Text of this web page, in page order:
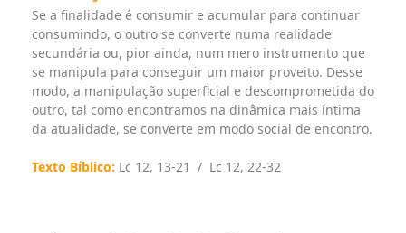
Se a finalidade é consumir e acumular para continuar
consumindo, o outro se converte numa realidade
secundária ou, pior ainda, num mero instrumento que
se manipula para conseguir um maior proveito. Desse
modo, a manipulação superficial e descomprometida do
outro, tal como encontramos na dinâmica mais íntima
da atualidade, se converte em modo social de encontro.
Texto Bíblico: Lc 12, 13-21 / Lc 12, 22-32